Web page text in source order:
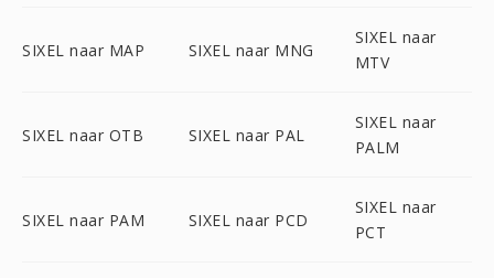
SIXEL naar MAP SIXEL naar MNG
SIXEL naar
MTV
SIXEL naar OTB SIXEL naar PAL
SIXEL naar
PALM
SIXEL naar PAM SIXEL naar PCD
SIXEL naar
PCT